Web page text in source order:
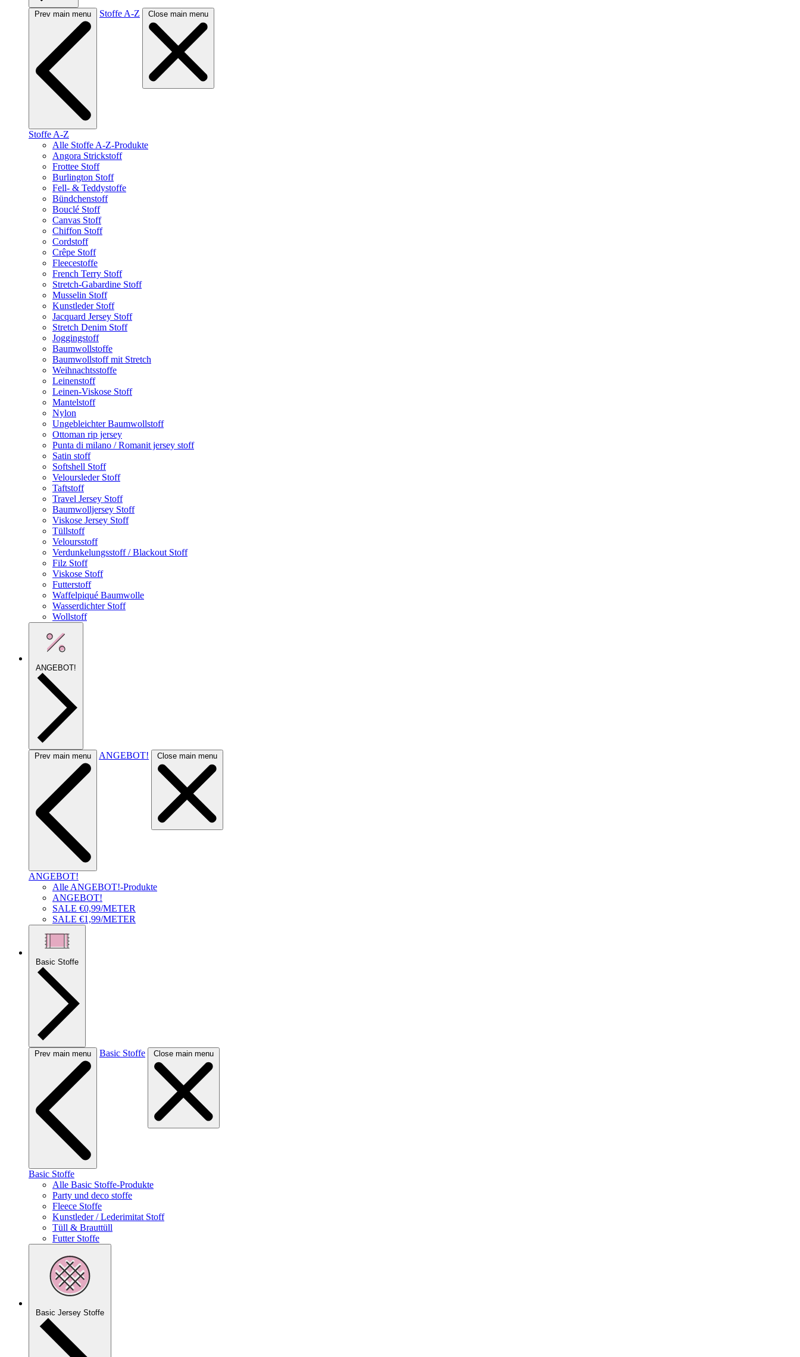
Prev main menu Stoffe A-Z Close main menu
Stoffe A-Z
Alle Stoffe A-Z-Produkte
Angora Strickstoff
Frottee Stoff
Burlington Stoff
Fell- & Teddystoffe
Bündchenstoff
Bouclé Stoff
Canvas Stoff
Chiffon Stoff
Cordstoff
Crêpe Stoff
Fleecestoffe
French Terry Stoff
Stretch-Gabardine Stoff
Musselin Stoff
Kunstleder Stoff
Jacquard Jersey Stoff
Stretch Denim Stoff
Joggingstoff
Baumwollstoffe
Baumwollstoff mit Stretch
Weihnachtsstoffe
Leinenstoff
Leinen-Viskose Stoff
Mantelstoff
Nylon
Ungebleichter Baumwollstoff
Ottoman rip jersey
Punta di milano / Romanit jersey stoff
Satin stoff
Softshell Stoff
Veloursleder Stoff
Taftstoff
Travel Jersey Stoff
Baumwolljersey Stoff
Viskose Jersey Stoff
Tüllstoff
Veloursstoff
Verdunkelungsstoff / Blackout Stoff
Filz Stoff
Viskose Stoff
Futterstoff
Waffelpiqué Baumwolle
Wasserdichter Stoff
Wollstoff
ANGEBOT!
Prev main menu ANGEBOT! Close main menu
ANGEBOT!
Alle ANGEBOT!-Produkte
ANGEBOT!
SALE €0,99/METER
SALE €1,99/METER
Basic Stoffe
Prev main menu Basic Stoffe Close main menu
Basic Stoffe
Alle Basic Stoffe-Produkte
Party und deco stoffe
Fleece Stoffe
Kunstleder / Lederimitat Stoff
Tüll & Brauttüll
Futter Stoffe
Basic Jersey Stoffe